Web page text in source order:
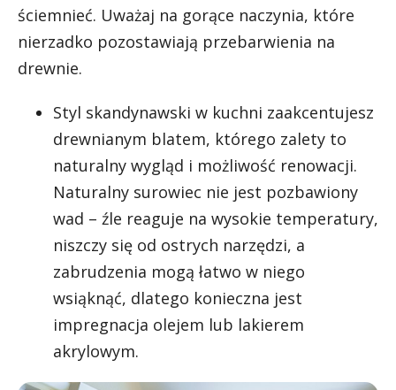
ściemnieć. Uważaj na gorące naczynia, które
nierzadko pozostawiają przebarwienia na
drewnie.
Styl skandynawski w kuchni zaakcentujesz
drewnianym blatem, którego zalety to
naturalny wygląd i możliwość renowacji.
Naturalny surowiec nie jest pozbawiony
wad – źle reaguje na wysokie temperatury,
niszczy się od ostrych narzędzi, a
zabrudzenia mogą łatwo w niego
wsiąknąć, dlatego konieczna jest
impregnacja olejem lub lakierem
akrylowym.